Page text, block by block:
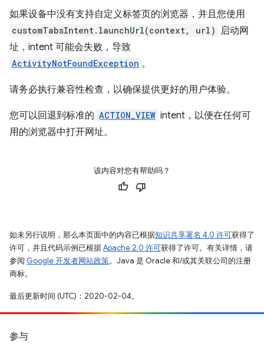
如果设备中没有支持自定义标签页的浏览器，并且您使用
customTabsIntent.launchUrl(context, url) 启动网
址，intent 可能会失败，导致
ActivityNotFoundException 。
请务必执行兼容性检查，以确保提供更好的用户体验。
您可以回退到标准的 ACTION_VIEW intent，以便在任何可
用的浏览器中打开网址。
该内容对您有帮助吗？
如未另行说明，那么本页面中的内容已根据知识共享署名 4.0 许可获得了
许可，并且代码示例已根据Apache 2.0 许可获得了许可。有关详情，请
参阅 Google 开发者网站政策。Java 是 Oracle 和/或其关联公司的注册
商标。
最后更新时间 (UTC)：2020-02-04。
参与